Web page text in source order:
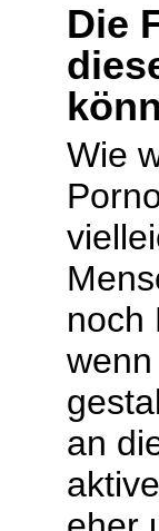
Die
Wie
noch
an